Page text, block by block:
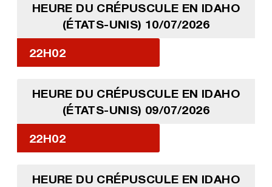
HEURE DU CRÉPUSCULE EN IDAHO
(ÉTATS-UNIS) 10/07/2026
22H02
HEURE DU CRÉPUSCULE EN IDAHO
(ÉTATS-UNIS) 09/07/2026
22H02
HEURE DU CRÉPUSCULE EN IDAHO